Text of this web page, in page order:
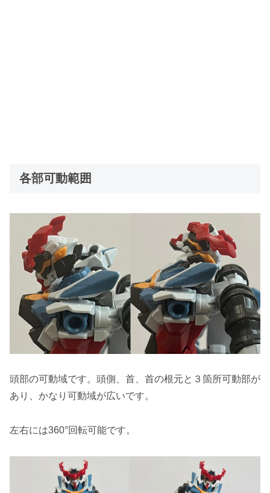
各部可動範囲
頭部の可動域です。頭側、首、首の根元と３箇所可動部が
あり、かなり可動域が広いです。
左右には360°回転可能です。